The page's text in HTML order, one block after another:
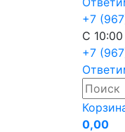
+7
С
+7
0,00